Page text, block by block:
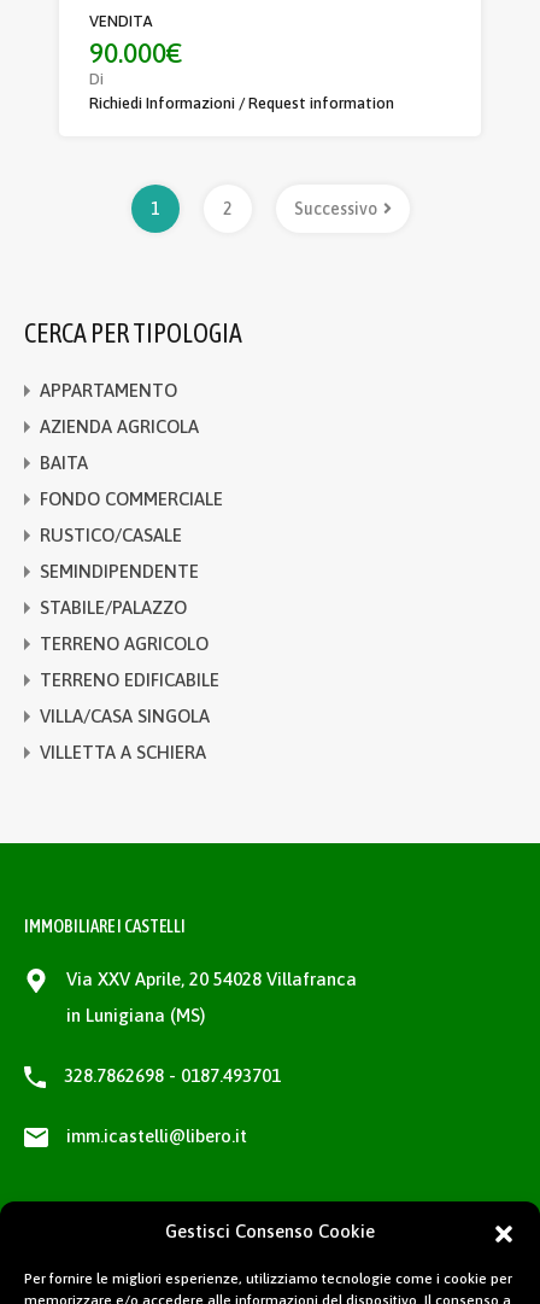
Gestisci Consenso Cookie
Per fornire le migliori esperienze, utilizziamo tecnologie come i cookie per
memorizzare e/o accedere alle informazioni del dispositivo. Il consenso a
VENDITA
90.000€
Di
Richiedi Informazioni / Request information
1 2 Successivo
CERCA PER TIPOLOGIA
APPARTAMENTO
AZIENDA AGRICOLA
BAITA
FONDO COMMERCIALE
RUSTICO/CASALE
SEMINDIPENDENTE
STABILE/PALAZZO
TERRENO AGRICOLO
TERRENO EDIFICABILE
VILLA/CASA SINGOLA
VILLETTA A SCHIERA
IMMOBILIARE I CASTELLI
Via XXV Aprile, 20 54028 Villafranca
in Lunigiana (MS)
328.7862698 - 0187.493701
imm.icastelli@libero.it